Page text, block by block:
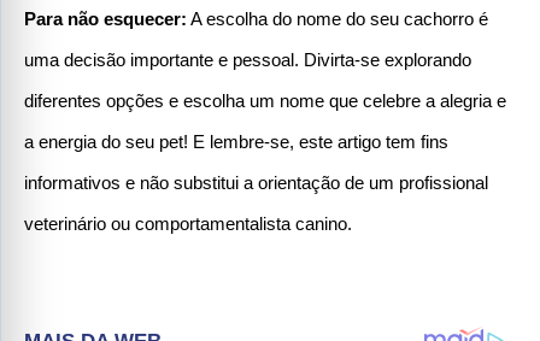
Para não esquecer: A escolha do nome do seu cachorro é
uma decisão importante e pessoal. Divirta-se explorando
diferentes opções e escolha um nome que celebre a alegria e
a energia do seu pet! E lembre-se, este artigo tem fins
informativos e não substitui a orientação de um profissional
veterinário ou comportamentalista canino.